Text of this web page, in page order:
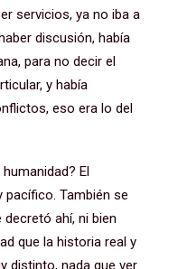
servicios, ya no iba a
discusión, había
para no decir el
y había
eso era lo del
El
También se
ahí, ni bien
que la historia real y
distinto, nada que ver.